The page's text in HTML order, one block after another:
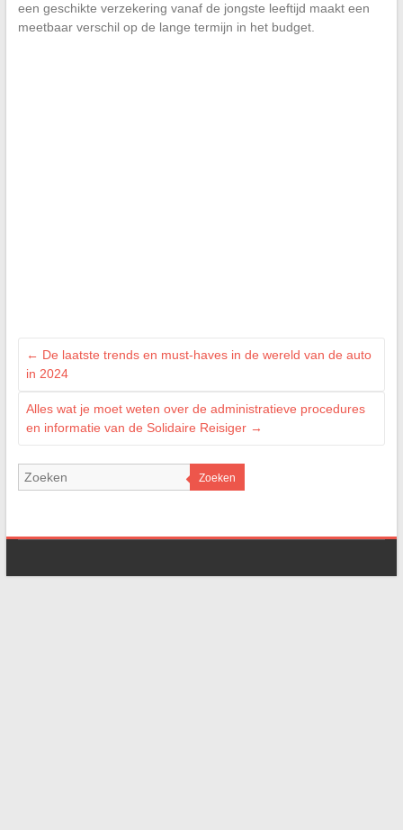
een geschikte verzekering vanaf de jongste leeftijd maakt een
meetbaar verschil op de lange termijn in het budget.
← De laatste trends en must-haves in de wereld van de auto
in 2024
Alles wat je moet weten over de administratieve procedures
en informatie van de Solidaire Reisiger →
Zoeken